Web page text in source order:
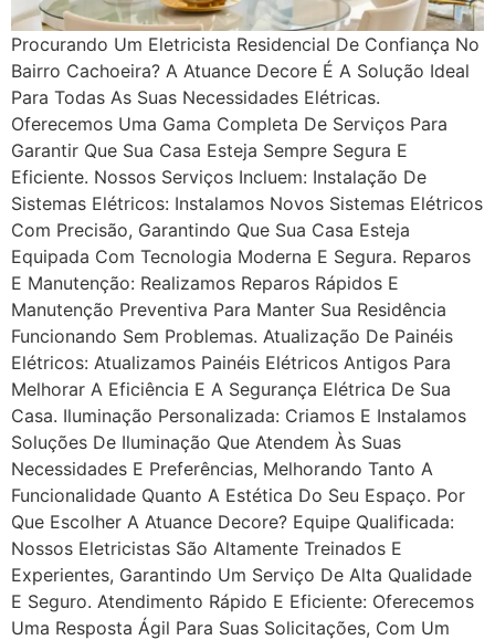
Procurando Um Eletricista Residencial De Confiança No
Bairro Cachoeira? A Atuance Decore É A Solução Ideal
Para Todas As Suas Necessidades Elétricas.
Oferecemos Uma Gama Completa De Serviços Para
Garantir Que Sua Casa Esteja Sempre Segura E
Eficiente. Nossos Serviços Incluem: Instalação De
Sistemas Elétricos: Instalamos Novos Sistemas Elétricos
Com Precisão, Garantindo Que Sua Casa Esteja
Equipada Com Tecnologia Moderna E Segura. Reparos
E Manutenção: Realizamos Reparos Rápidos E
Manutenção Preventiva Para Manter Sua Residência
Funcionando Sem Problemas. Atualização De Painéis
Elétricos: Atualizamos Painéis Elétricos Antigos Para
Melhorar A Eficiência E A Segurança Elétrica De Sua
Casa. Iluminação Personalizada: Criamos E Instalamos
Soluções De Iluminação Que Atendem Às Suas
Necessidades E Preferências, Melhorando Tanto A
Funcionalidade Quanto A Estética Do Seu Espaço. Por
Que Escolher A Atuance Decore? Equipe Qualificada:
Nossos Eletricistas São Altamente Treinados E
Experientes, Garantindo Um Serviço De Alta Qualidade
E Seguro. Atendimento Rápido E Eficiente: Oferecemos
Uma Resposta Ágil Para Suas Solicitações, Com Um